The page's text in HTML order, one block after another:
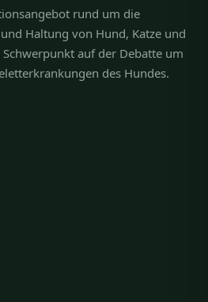
rund um die
Haltung von Hund, Katze und
auf der Debatte um
des Hundes.